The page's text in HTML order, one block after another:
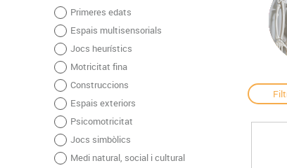
Complements d'oficina
Plastificació, enquadernació i destrucció
Informàtica
Higiene
Dibuix tècnic i artístic
Material escolar
Espais exteriors
Mobiliari
Monitors
Primeres edats
Espais multisensorials
Jocs heurístics
Motricitat fina
Construccions
Espais exteriors
Psicomotricitat
Jocs simbòlics
Medi natural, social i cultural